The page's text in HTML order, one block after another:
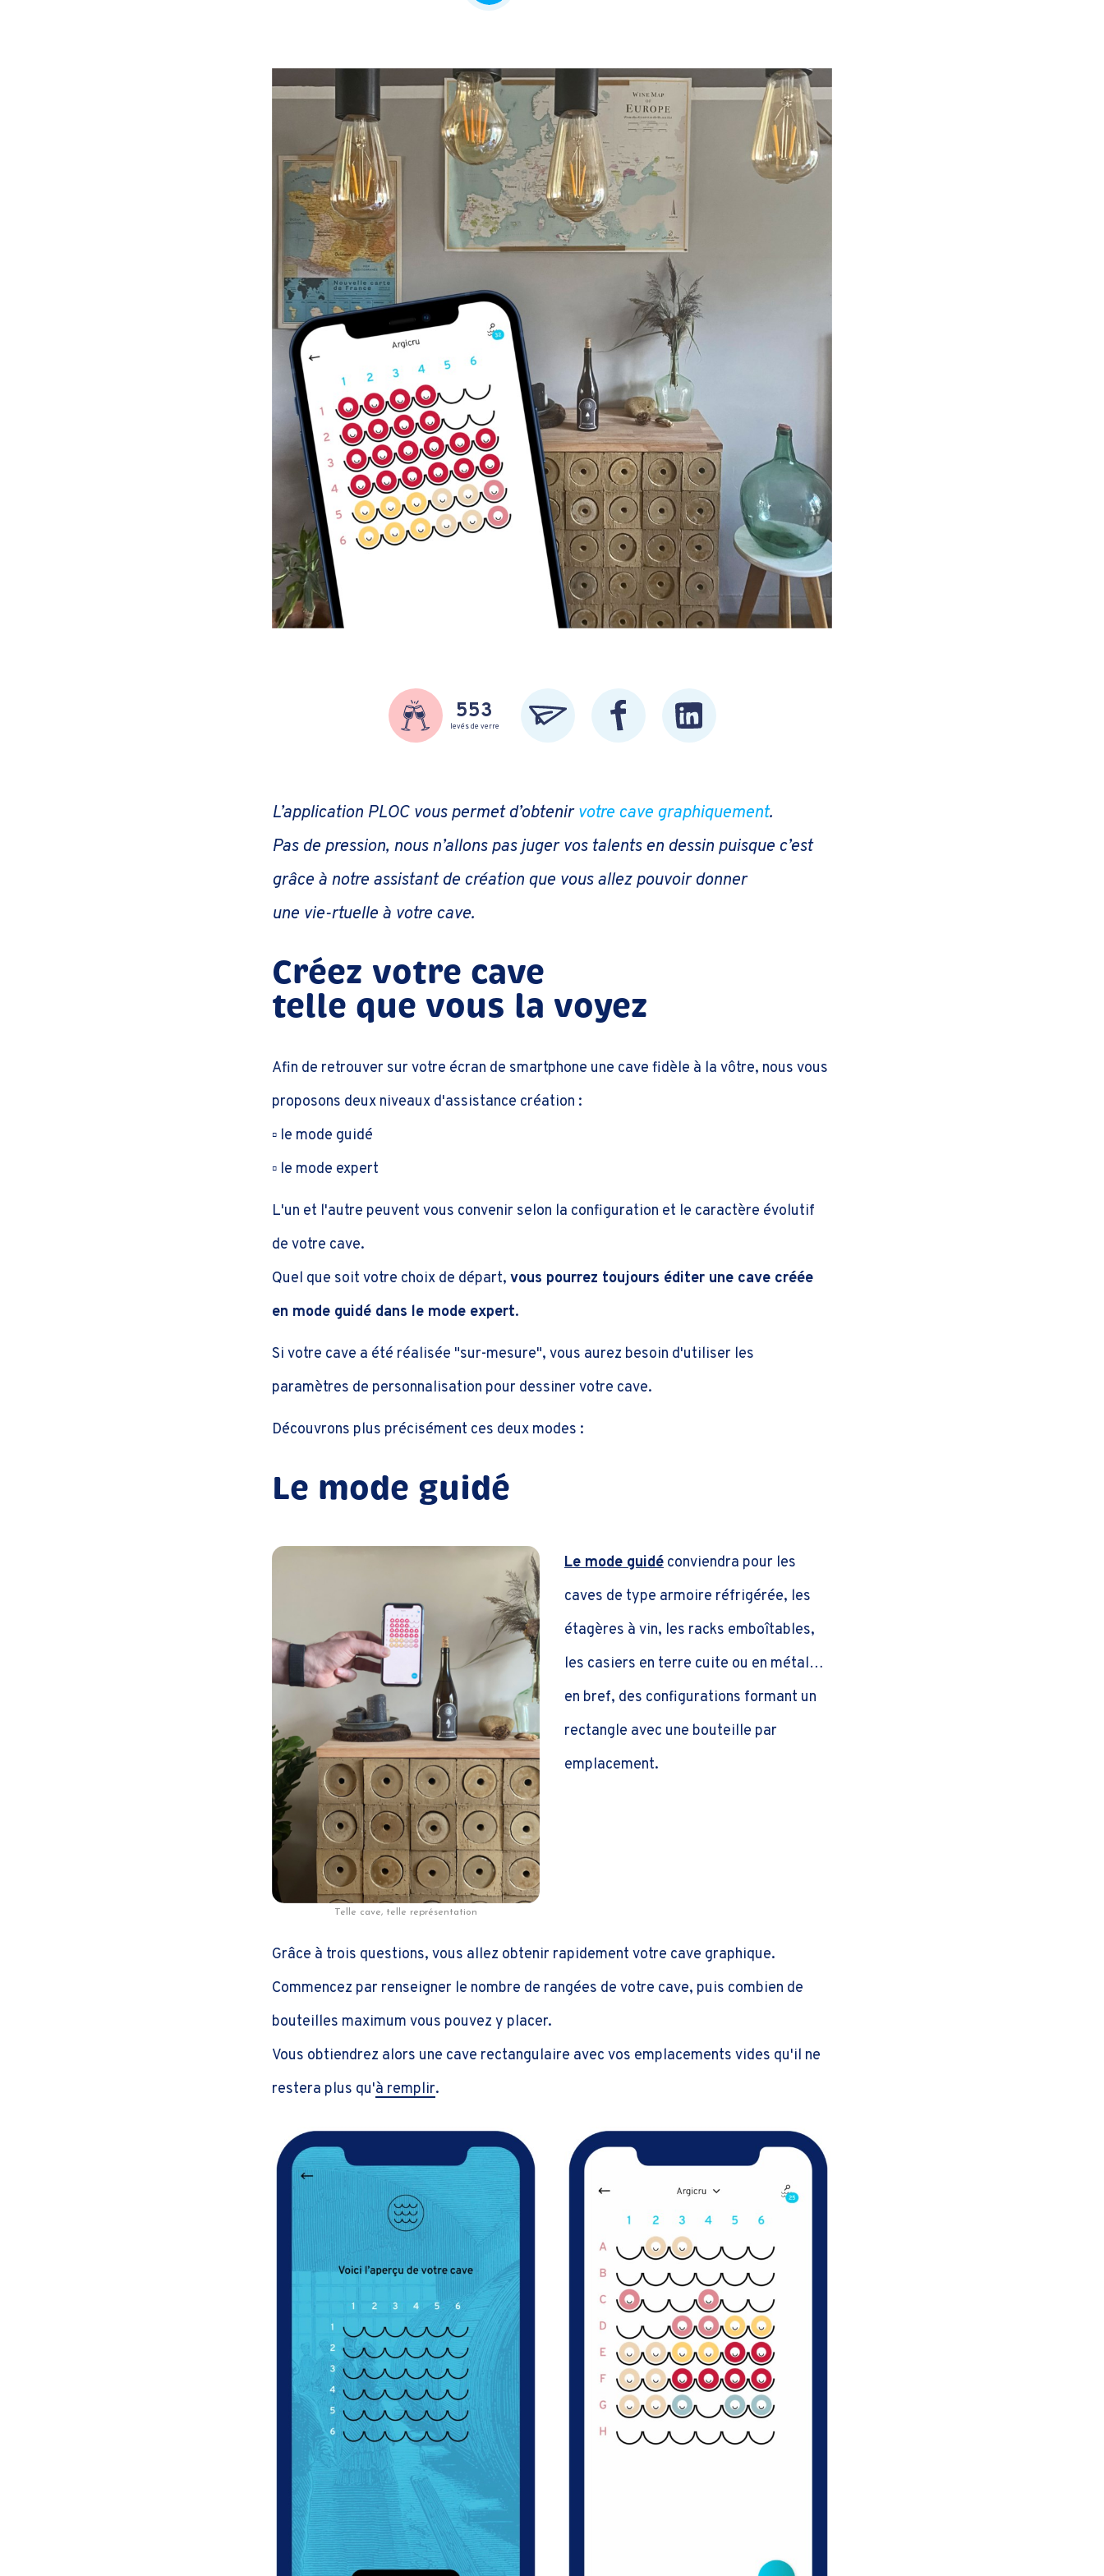
553
levés de verre
L’application PLOC vous permet d’obtenirvotre cave graphiquement.
Pas de pression, nous n’allons pas juger vos talents en dessin puisque c’est
grâce à notre assistant de création que vous allez pouvoir donner
une vie-rtuelle à votre cave.
Créez votre cave
telle que vous la voyez
Afin de retrouver sur votre écran de smartphone une cave fidèle à la vôtre, nous vous
proposons deux niveaux d'assistance création :
▫️ le mode guidé
▫️ le mode expert
L'un et l'autre peuvent vous convenir selon la configuration et le caractère évolutif
de votre cave.
Quel que soit votre choix de départ, vous pourrez toujours éditer une cave créée
en mode guidé dans le mode expert.
Si votre cave a été réalisée "sur-mesure", vous aurez besoin d'utiliser les
paramètres de personnalisation pour dessiner votre cave.
Découvrons plus précisément ces deux modes :
Le mode guidé
Telle cave, telle représentation
Le mode guidé conviendra pour les
caves de type armoire réfrigérée, les
étagères à vin, les racks emboîtables,
les casiers en terre cuite ou en métal…
en bref, des configurations formant un
rectangle avec une bouteille par
emplacement.
Grâce à trois questions, vous allez obtenir rapidement votre cave graphique.
Commencez par renseigner le nombre de rangées de votre cave, puis combien de
bouteilles maximum vous pouvez y placer.
Vous obtiendrez alors une cave rectangulaire avec vos emplacements vides qu'il ne
restera plus qu'à remplir.